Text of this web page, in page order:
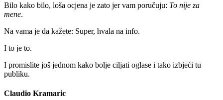
Bilo kako bilo, loša ocjena je zato jer vam poručuju: To nije za
mene.
Na vama je da kažete: Super, hvala na info.
I to je to.
I promislite još jednom kako bolje ciljati oglase i tako izbjeći tu
publiku.
Claudio Kramaric